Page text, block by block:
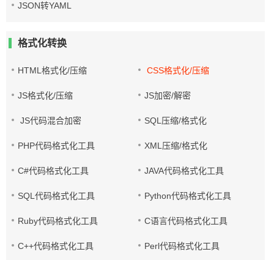
JSON转YAML
格式化转换
HTML格式化/压缩 CSS格式化/压缩
JS格式化/压缩 JS加密/解密
JS代码混合加密 SQL压缩/格式化
PHP代码格式化工具 XML压缩/格式化
C#代码格式化工具 JAVA代码格式化工具
SQL代码格式化工具 Python代码格式化工具
Ruby代码格式化工具 C语言代码格式化工具
C++代码格式化工具 Perl代码格式化工具